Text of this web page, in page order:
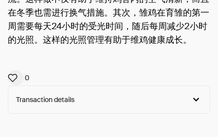
在冬季也需进行换气措施。其次，雏鸡在育雏的第一
周需要每天24小时的受光时间，随后每周减少2小时
的光照。这样的光照管理有助于维鸡健康成长。
0
Transaction details